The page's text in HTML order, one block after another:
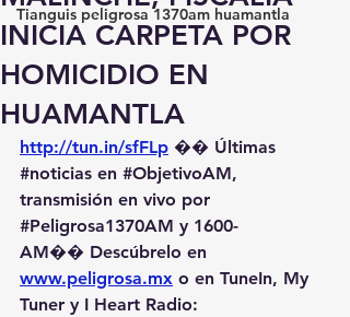
Tianguis peligrosa 1370am huamantla
INICIA CARPETA POR
HOMICIDIO EN
HUAMANTLA
http://tun.in/sfFLp �� Últimas
#noticias en #ObjetivoAM,
transmisión en vivo por
#Peligrosa1370AM y 1600-
AM��️ Descúbrelo en
www.peligrosa.mx o en TuneIn, My
Tuner y I Heart Radio: